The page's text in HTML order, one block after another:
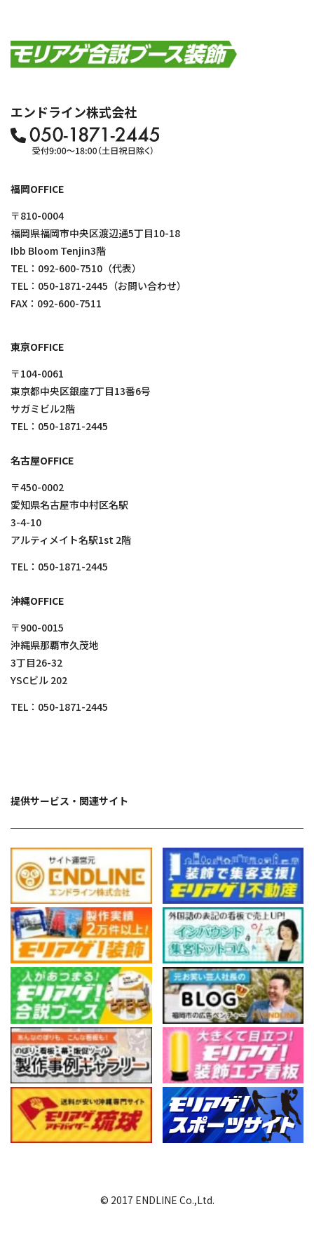
エンドライン株式会社
福岡OFFICE
〒810-0004
福岡県福岡市中央区渡辺通5丁目10-18
Ibb Bloom Tenjin3階
TEL： 092-600-7510 （代表）
TEL： 050-1871-2445 （お問い合わせ）
FAX：092-600-7511
東京OFFICE
〒104-0061
東京都中央区銀座7丁目13番6号
サガミビル2階
TEL： 050-1871-2445
名古屋OFFICE
〒450-0002
愛知県名古屋市中村区名駅
3-4-10
アルティメイト名駅1st 2階
TEL： 050-1871-2445
沖縄OFFICE
〒900-0015
沖縄県那覇市久茂地
3丁目26-32
YSCビル 202
TEL： 050-1871-2445
提供サービス・関連サイト
© 2017 ENDLINE Co.,Ltd.